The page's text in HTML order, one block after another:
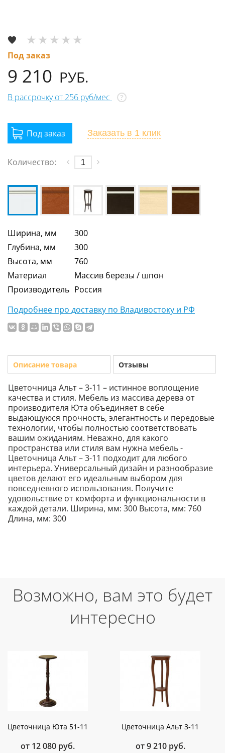
Под заказ
9 210 РУБ.
В рассрочку от 256 руб/мес ?
Заказать в 1 клик
Количество:
Ширина, мм
300
Глубина, мм
300
Высота, мм
760
Материал
Массив березы / шпон
Производитель Россия
Подробнее про доставку по Владивостоку и РФ
Описание товара Отзывы
Цветочница Альт – 3-11 – истинное воплощение
качества и стиля. Мебель из массива дерева от
производителя Юта объединяет в себе
выдающуюся прочность, элегантность и передовые
технологии, чтобы полностью соответствовать
вашим ожиданиям. Неважно, для какого
пространства или стиля вам нужна мебель -
Цветочница Альт – 3-11 подходит для любого
интерьера. Универсальный дизайн и разнообразие
цветов делают его идеальным выбором для
повседневного использования. Получите
удовольствие от комфорта и функциональности в
каждой детали. Ширина, мм: 300 Высота, мм: 760
Длина, мм: 300
Возможно, вам это будет
интересно
Цветочница Юта 51-11
от 12 080 руб.
Цветочница Альт 3-11
от 9 210 руб.